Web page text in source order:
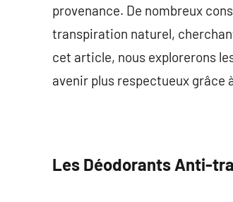
provenance. De nombreux
transpiration naturel,
cet article, nous explorerons
avenir plus respectueux grâce
Les Déodorants Anti-